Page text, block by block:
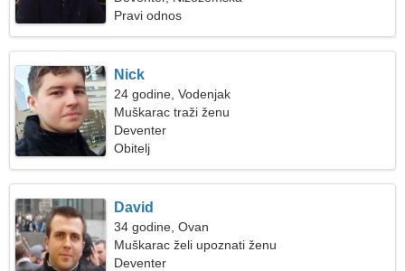
Pravi odnos
Nick
24 godine, Vodenjak
Muškarac traži ženu
Deventer
Obitelj
David
34 godine, Ovan
Muškarac želi upoznati ženu
Deventer